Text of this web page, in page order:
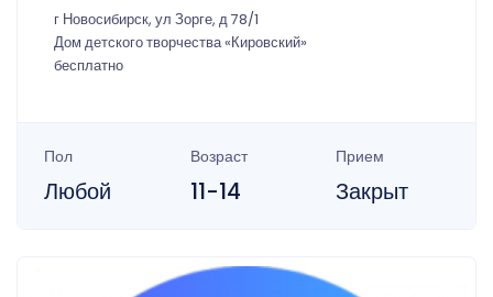
г Новосибирск, ул Зорге, д 78/1
Дом детского творчества «Кировский»
бесплатно
Пол
Любой
Возраст
11-14
Прием
Закрыт